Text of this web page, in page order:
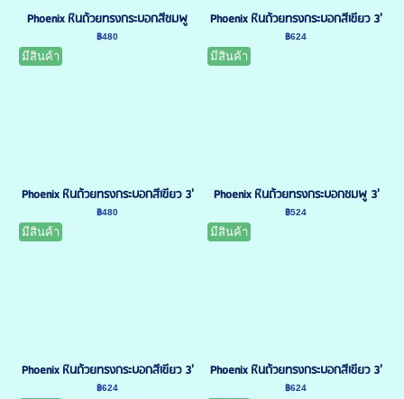
Phoenix หินถ้วยทรงกระบอกสีชมพู
฿480
มีสินค้า
Phoenix หินถ้วยทรงกระบอกสีเขียว 3'
฿624
มีสินค้า
Phoenix หินถ้วยทรงกระบอกสีเขียว 3'
฿480
มีสินค้า
Phoenix หินถ้วยทรงกระบอกชมพู 3'
฿524
มีสินค้า
Phoenix หินถ้วยทรงกระบอกสีเขียว 3'
฿624
Phoenix หินถ้วยทรงกระบอกสีเขียว 3'
฿624